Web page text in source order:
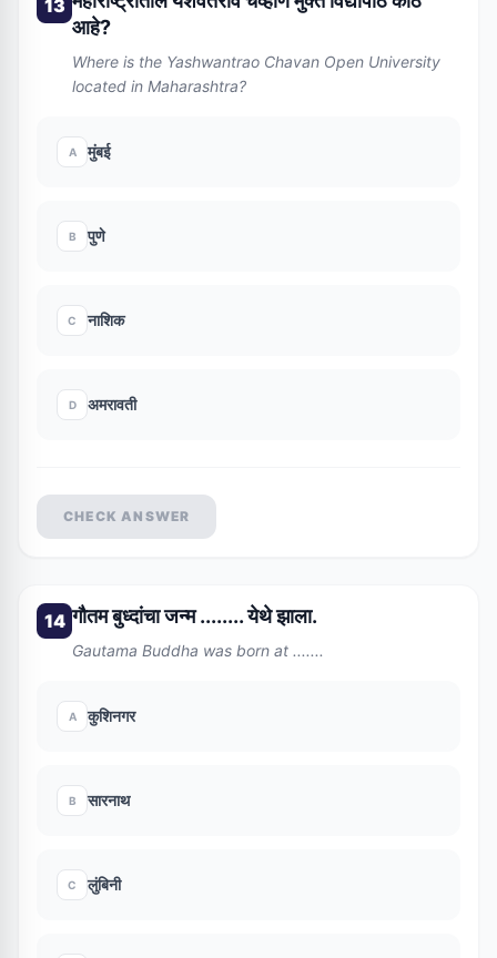
13
आहे?
Where is the Yashwantrao Chavan Open University
located in Maharashtra?
A मुंबई
B पुणे
C नाशिक
D अमरावती
CHECK ANSWER
14 गौतम बुध्दांचा जन्म ........ येथे झाला.
Gautama Buddha was born at .......
A कुशिनगर
B सारनाथ
C लुंबिनी